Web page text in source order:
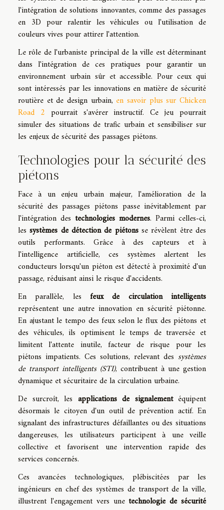
l'intégration de solutions innovantes, comme des passages
en 3D pour ralentir les véhicules ou l'utilisation de
couleurs vives pour attirer l'attention.
Le rôle de l'urbaniste principal de la ville est déterminant
dans l'intégration de ces pratiques pour garantir un
environnement urbain sûr et accessible. Pour ceux qui
sont intéressés par les innovations en matière de sécurité
routière et de design urbain, en savoir plus sur Chicken
Road 2 pourrait s'avérer instructif. Ce jeu pourrait
simuler des situations de trafic urbain et sensibiliser sur
les enjeux de sécurité des passages piétons.
Technologies pour la sécurité des
piétons
Face à un enjeu urbain majeur, l'amélioration de la
sécurité des passages piétons passe inévitablement par
l'intégration des technologies modernes. Parmi celles-ci,
lessystèmes de détection de piétonsse révèlent être des
outils performants. Grâce à des capteurs et à
l'intelligence artificielle, ces systèmes alertent les
conducteurs lorsqu'un piéton est détecté à proximité d'un
passage, réduisant ainsi le risque d'accidents.
En parallèle, les feux de circulation intelligents
représentent une autre innovation en sécurité piétonne.
En ajustant le tempo des feux selon le flux des piétons et
des véhicules, ils optimisent le temps de traversée et
limitent l'attente inutile, facteur de risque pour les
piétons impatients. Ces solutions, relevant des systèmes
de transport intelligents (STI), contribuent à une gestion
dynamique et sécuritaire de la circulation urbaine.
De surcroît, les applications de signalementéquipent
désormais le citoyen d'un outil de prévention actif. En
signalant des infrastructures défaillantes ou des situations
dangereuses, les utilisateurs participent à une veille
collective et favorisent une intervention rapide des
services concernés.
Ces avancées technologiques, plébiscitées par les
ingénieurs en chef des systèmes de transport de la ville,
illustrent l'engagement vers unetechnologie de sécurité